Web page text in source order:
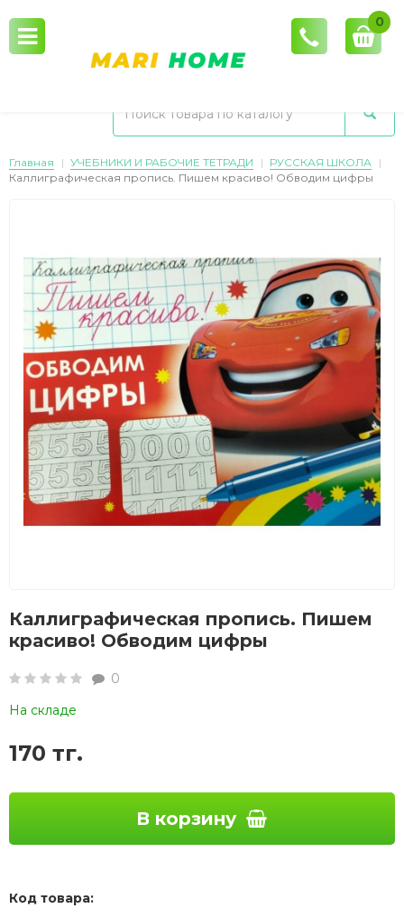
0
Главная УЧЕБНИКИ И РАБОЧИЕ ТЕТРАДИ
РУССКАЯ ШКОЛА
Каллиграфическая пропись. Пишем красиво! Обводим цифры
Каллиграфическая пропись. Пишем
красиво! Обводим цифры
0
На складе
170 тг.
В корзину
Код товара: